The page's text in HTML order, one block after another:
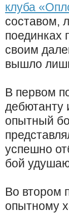
клуба
составом,
поединках
своим
вышло
В первом
дебютанту
опытный
успешно
бой
Во втором
опытному